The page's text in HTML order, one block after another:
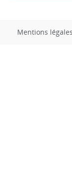
Mentions légales